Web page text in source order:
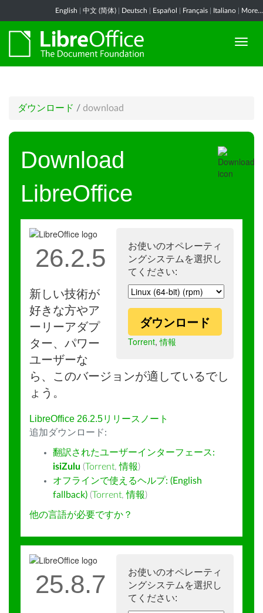
English 中文 (简体) Deutsch Español Français Italiano More...
ダウンロード / download
Download
LibreOffice
お使いのオペレーティ
ングシステムを選択し
てください:
ダウンロード
Torrent,情報
26.2.5
新しい技術が
好きな方やア
ーリーアダプ
ター、パワー
ユーザーな
ら、このバージョンが適しているでし
ょう。
LibreOffice 26.2.5リリースノート
追加ダウンロード:
翻訳されたユーザーインターフェース:
isiZulu (Torrent,情報)
オフラインで使えるヘルプ: (English
fallback) (Torrent,情報)
他の言語が必要ですか？
お使いのオペレーティ
ングシステムを選択し
てください:
25.8.7